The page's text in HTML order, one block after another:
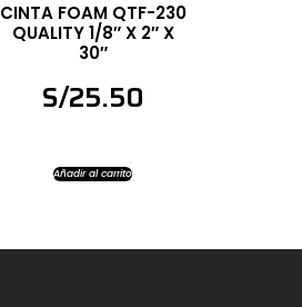
CINTA FOAM QTF-230
QUALITY 1/8″ X 2″ X
30″
S/25.50
Añadir al carrito